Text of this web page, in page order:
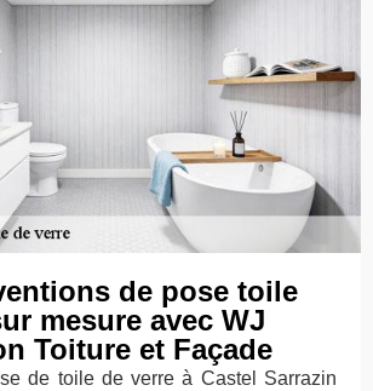
de pose toile
mesure avec WJ
Toiture et Façade
de toile de verre à Castel Sarrazin